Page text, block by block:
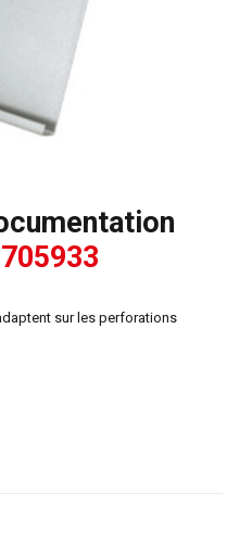
sur les perforations